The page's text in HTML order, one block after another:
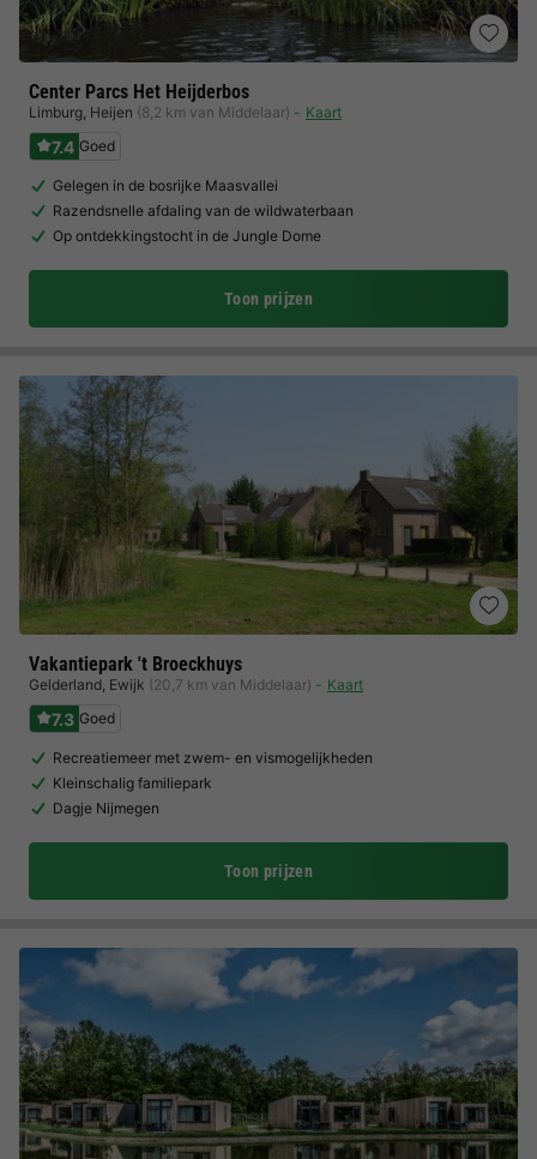
Center Parcs Het Heijderbos
Limburg, Heijen (8,2 km van Middelaar) Kaart
7.4 Goed
Gelegen in de bosrijke Maasvallei
Razendsnelle afdaling van de wildwaterbaan
Op ontdekkingstocht in de Jungle Dome
Toon prijzen
Vakantiepark 't Broeckhuys
Gelderland, Ewijk (20,7 km van Middelaar) Kaart
7.3 Goed
Recreatiemeer met zwem- en vismogelijkheden
Kleinschalig familiepark
Dagje Nijmegen
Toon prijzen